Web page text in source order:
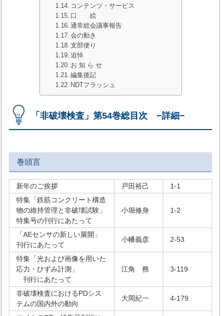
コンテンツ・サービス
口 絵
通常総会議事報告
会の動き
支部便り
追悼
お 知 ら せ
編集後記
NDTフラッシュ
「非破壊検査」第54巻総目次 −詳細−
巻頭言
新年のご挨拶 戸田裕己
1-1
特集「鉄筋コンクリート構造
物の維持管理と非破壊試験」
特集号の刊行にあたって
小堀修身 1-2
「AEセンサの新しい展開」
刊行にあたって
小幡義彦 2-53
特集「光および画像を用いた
応力・ひずみ計測」
刊行にあたって
江角 務 3-119
非破壊検査におけるPDシス
テムの国内外の動向
大岡紀一 4-179